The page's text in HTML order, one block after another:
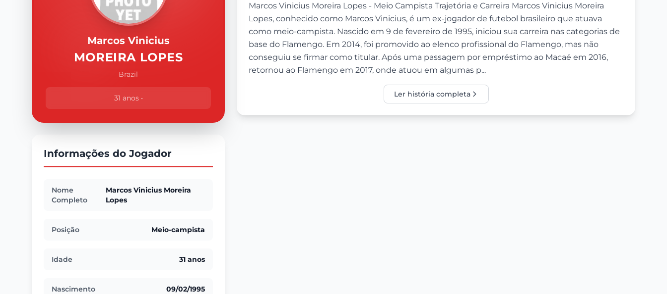
Marcos Vinicius
MOREIRA LOPES
Brazil
31 anos •
Informações do Jogador
Nome
Completo
Marcos Vinicius Moreira
Lopes
Posição Meio-campista
Idade 31 anos
Nascimento 09/02/1995
Marcos Vinicius Moreira Lopes - Meio Campista Trajetória e Carreira Marcos Vinicius Moreira
Lopes, conhecido como Marcos Vinicius, é um ex-jogador de futebol brasileiro que atuava
como meio-campista. Nascido em 9 de fevereiro de 1995, iniciou sua carreira nas categorias de
base do Flamengo. Em 2014, foi promovido ao elenco profissional do Flamengo, mas não
conseguiu se firmar como titular. Após uma passagem por empréstimo ao Macaé em 2016,
retornou ao Flamengo em 2017, onde atuou em algumas p...
Ler história completa